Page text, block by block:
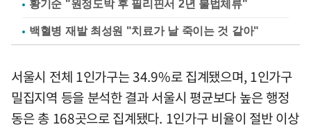
황기순 "원정도박 후 필리핀서 2년 불법체류"
백혈병 재발 최성원 "치료가 날 죽이는 것 같아"
서울시 전체 1인가구는 34.9%로 집계됐으며, 1인가구
밀집지역 등을 분석한 결과 서울시 평균보다 높은 행정
동은 총 168곳으로 집계됐다. 1인가구 비율이 절반 이상